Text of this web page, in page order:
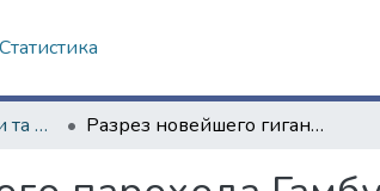
Інженерні винаходи та помилки (сторінками періодичних видань) Разрез новейшего гигантского парохода Гамбургско-Американской линии «Императрица Августа-Виктория»